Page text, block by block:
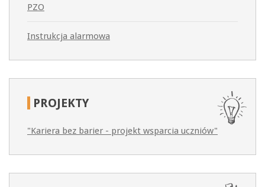
PZO
Instrukcja alarmowa
PROJEKTY
"Kariera bez barier - projekt wsparcia uczniów"